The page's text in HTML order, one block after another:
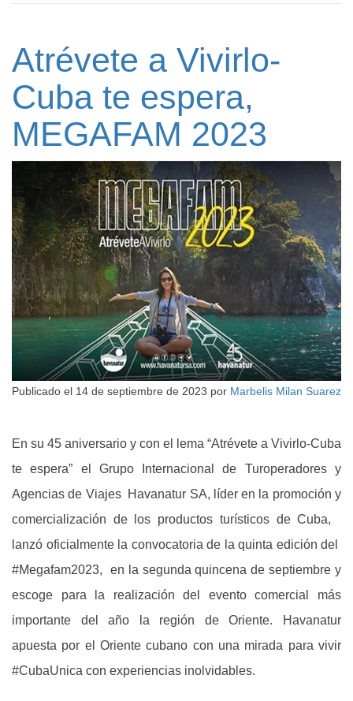
Atrévete a Vivirlo-
Cuba te espera,
MEGAFAM 2023
Publicado el 14 de septiembre de 2023 por Marbelis Milan Suarez
En su 45 aniversario y con el lema “Atrévete a Vivirlo-Cuba
te espera” el Grupo Internacional de Turoperadores y
Agencias de Viajes Havanatur SA, líder en la promoción y
comercialización de los productos turísticos de Cuba,
lanzó oficialmente la convocatoria de la quinta edición del
#Megafam2023, en la segunda quincena de septiembre y
escoge para la realización del evento comercial más
importante del año la región de Oriente. Havanatur
apuesta por el Oriente cubano con una mirada para vivir
#CubaUnica con experiencias inolvidables.